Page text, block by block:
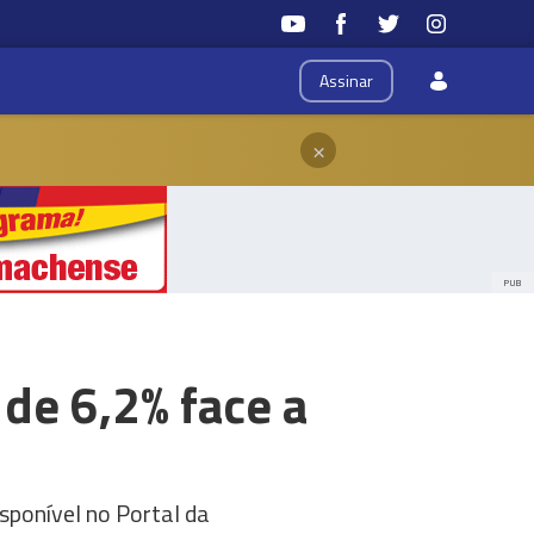
Assinar
×
PUB
6,2% face a
no Portal da